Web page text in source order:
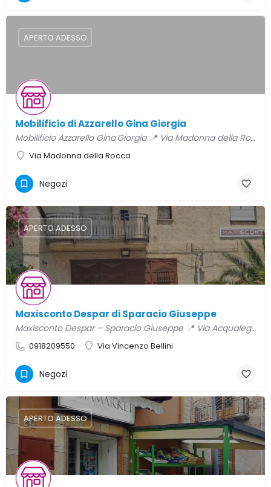
Mobilificio di Azzarello Gina Giorgia
Mobilificio Azzarello Gina Giorgia 📍 Via Madonna della Rocca (snc) – Ventimiglia di Sicilia (PA) 📞 Tel.:…
Via Madonna della Rocca
APERTO ADESSO
Negozi
Maxisconto Despar di Sparacio Giuseppe
Maxisconto Despar – Sparacio Giuseppe 📍 Via Acqualeggia C, 10 – Ventimiglia di Sicilia (PA) 📞 091 820…
0918209550 Via Vincenzo Bellini
APERTO ADESSO
Negozi
APERTO ADESSO